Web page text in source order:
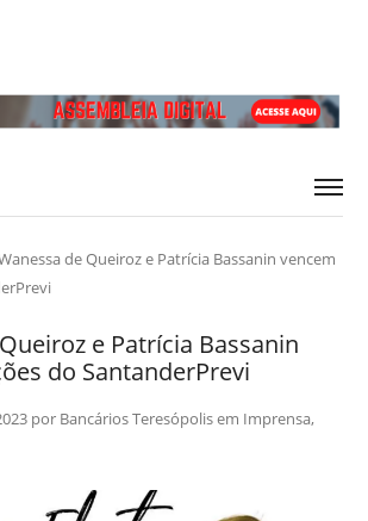
de Queiroz e Patrícia Bassanin vencem
e Patrícia Bassanin
do SantanderPrevi
por Bancários Teresópolisem Imprensa,